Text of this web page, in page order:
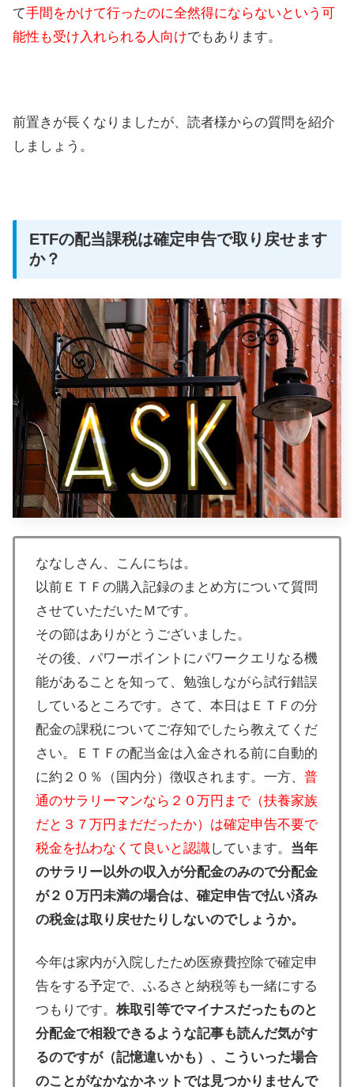
て手間をかけて行ったのに全然得にならないという可
能性も受け入れられる人向けでもあります。
前置きが長くなりましたが、読者様からの質問を紹介
しましょう。
ETFの配当課税は確定申告で取り戻せます
か？
ななしさん、こんにちは。
以前ＥＴＦの購入記録のまとめ方について質問
させていただいたＭです。
その節はありがとうございました。
その後、パワーポイントにパワークエリなる機
能があることを知って、勉強しながら試行錯誤
しているところです。さて、本日はＥＴＦの分
配金の課税についてご存知でしたら教えてくだ
さい。ＥＴＦの配当金は入金される前に自動的
に約２０％（国内分）徴収されます。一方、 普
通のサラリーマンなら２０万円まで（扶養家族
だと３７万円まだだったか）は確定申告不要で
税金を払わなくて良いと認識しています。 当年
のサラリー以外の収入が分配金のみので分配金
が２０万円未満の場合は、確定申告で払い済み
の税金は取り戻せたりしないのでしょうか。
今年は家内が入院したため医療費控除で確定申
告をする予定で、ふるさと納税等も一緒にする
つもりです。 株取引等でマイナスだったものと
分配金で相殺できるような記事も読んだ気がす
るのですが（記憶違いかも）、こういった場合
のことがなかなかネットでは見つかりませんで